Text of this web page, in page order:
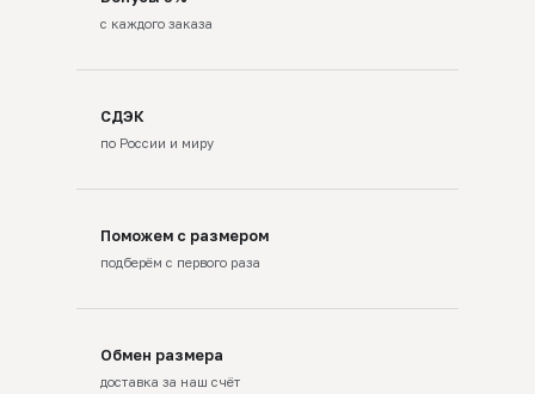
с каждого заказа
СДЭК
по России и миру
Поможем с размером
подберём с первого раза
Обмен размера
доставка за наш счёт